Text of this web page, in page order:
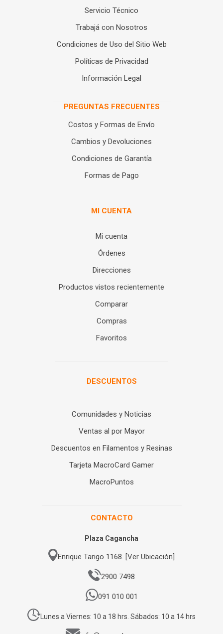
Servicio Técnico
Trabajá con Nosotros
Condiciones de Uso del Sitio Web
Políticas de Privacidad
Información Legal
PREGUNTAS FRECUENTES
Costos y Formas de Envío
Cambios y Devoluciones
Condiciones de Garantía
Formas de Pago
MI CUENTA
Mi cuenta
Órdenes
Direcciones
Productos vistos recientemente
Comparar
Compras
Favoritos
DESCUENTOS
Comunidades y Noticias
Ventas al por Mayor
Descuentos en Filamentos y Resinas
Tarjeta MacroCard Gamer
MacroPuntos
CONTACTO
Plaza Cagancha
Enrique Tarigo 1168. [Ver Ubicación]
2900 7498
091 010 001
Lunes a Viernes: 10 a 18 hrs. Sábados: 10 a 14 hrs